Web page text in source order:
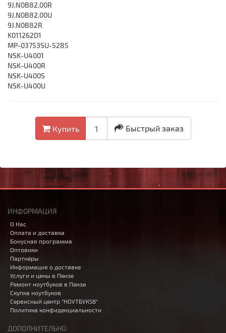
9J.N0B82.00R
9J.N0B82.00U
9J.N0B82R
K011262D1
MP-03753SU-5285
NSK-U4001
NSK-U400R
NSK-U400S
NSK-U400U
Купить Быстрый заказ
ИНФОРМАЦИЯ
О Нас
Оплата и доставка
Бонусная программа
Оптовики
Партнёры
Информация о доставке
Услуги и цены в Пензе
Ремонт ноутбуков в Пензе
Скупка ноутбуков
Сервисный центр "НОУТБУК58"
Политика конфиденциальности
ДОПОЛНИТЕЛЬНО